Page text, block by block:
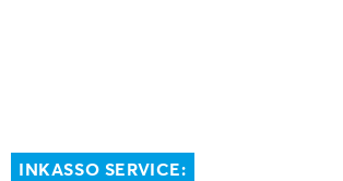
INKASSO SERVICE: